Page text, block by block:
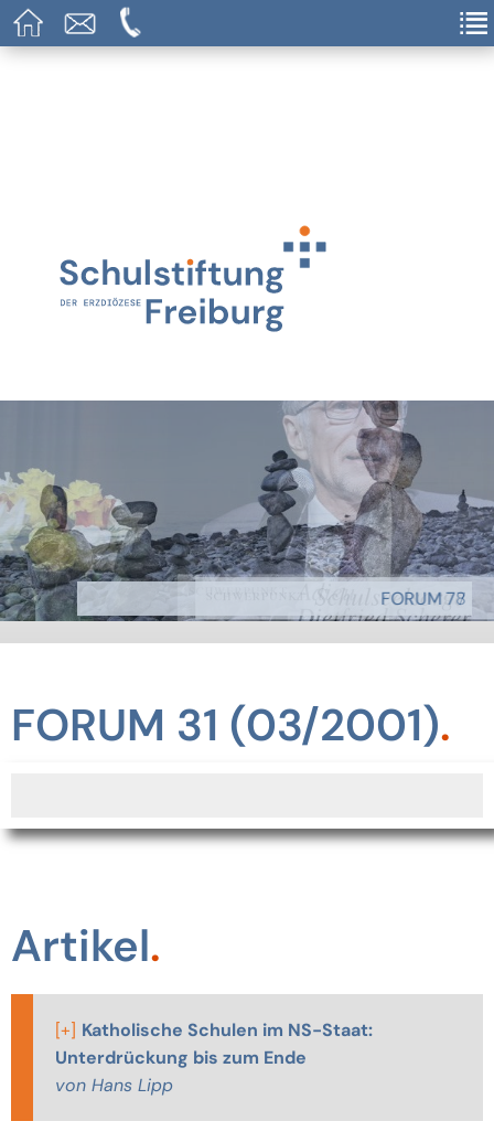
FORUM 78
FORUM 77
FORUM 31 (03/2001)
Artikel
[+] Katholische Schulen im NS-Staat:
Unterdrückung bis zum Ende
von Hans Lipp